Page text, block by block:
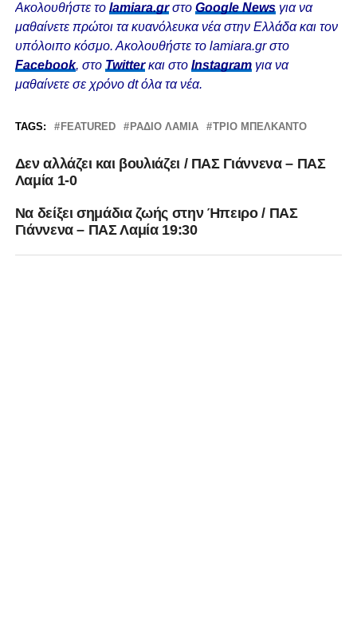
Ακολουθήστε το lamiara.grστο Google Newsγια να
μαθαίνετε πρώτοι τα κυανόλευκα νέα στην Ελλάδα και τον
υπόλοιπο κόσμο. Ακολουθήστε το lamiara.gr στο
Facebook, στο Twitterκαι στο Instagram για να
μαθαίνετε σε χρόνο dt όλα τα νέα.
TAGS: FEATURED ΡΆΔΙΟ ΛΑΜΊΑ ΤΡΙΟ ΜΠΕΛΚΑΝΤΟ
Δεν αλλάζει και βουλιάζει / ΠΑΣ Γιάννενα – ΠΑΣ
Λαμία 1-0
Να δείξει σημάδια ζωής στην Ήπειρο / ΠΑΣ
Γιάννενα – ΠΑΣ Λαμία 19:30